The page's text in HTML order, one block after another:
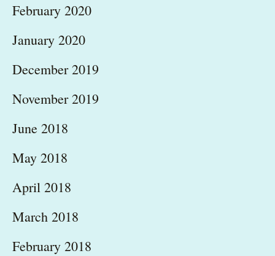
February 2020
January 2020
December 2019
November 2019
June 2018
May 2018
April 2018
March 2018
February 2018